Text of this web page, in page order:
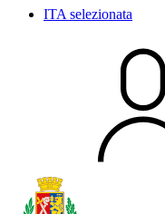
ITA selezionata